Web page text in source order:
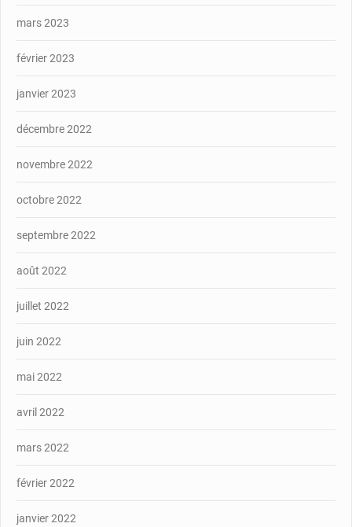
mars 2023
février 2023
janvier 2023
décembre 2022
novembre 2022
octobre 2022
septembre 2022
août 2022
juillet 2022
juin 2022
mai 2022
avril 2022
mars 2022
février 2022
janvier 2022